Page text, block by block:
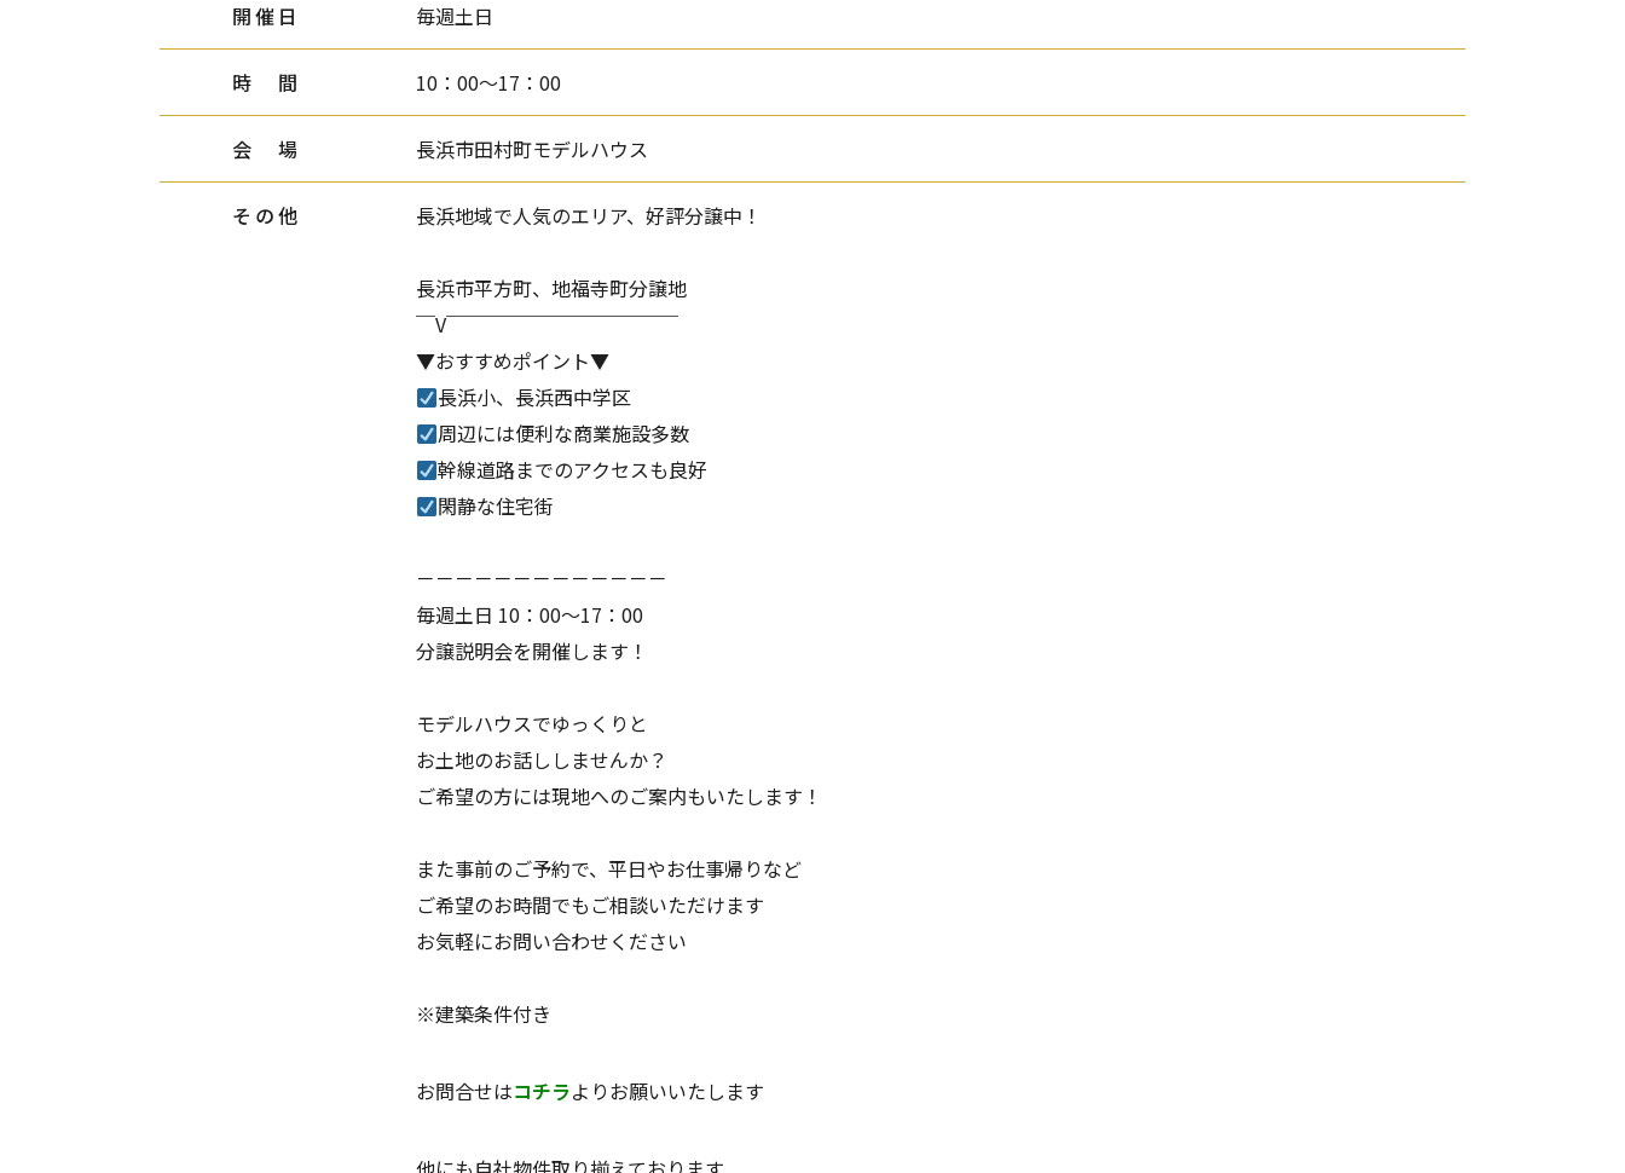
開催日 毎週土日
時 間 10：00～17：00
会 場 長浜市田村町モデルハウス
その他 長浜地域で人気のエリア、好評分譲中！
長浜市平方町、地福寺町分譲地
￣V￣￣￣￣￣￣￣￣￣￣￣￣
▼おすすめポイント▼
長浜小、長浜西中学区
周辺には便利な商業施設多数
幹線道路までのアクセスも良好
閑静な住宅街
－－－－－－－－－－－－－
毎週土日 10：00～17：00
分譲説明会を開催します！
モデルハウスでゆっくりと
お土地のお話ししませんか？
ご希望の方には現地へのご案内もいたします！
また事前のご予約で、平日やお仕事帰りなど
ご希望のお時間でもご相談いただけます
お気軽にお問い合わせください
※建築条件付き
お問合せはコチラよりお願いいたします